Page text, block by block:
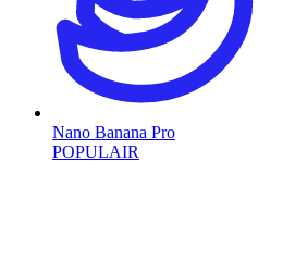
Nano Banana Pro
POPULAIR